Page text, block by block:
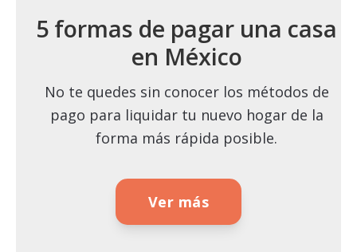
5 formas de pagar una casa
en México
No te quedes sin conocer los métodos de
pago para liquidar tu nuevo hogar de la
forma más rápida posible.
Ver más